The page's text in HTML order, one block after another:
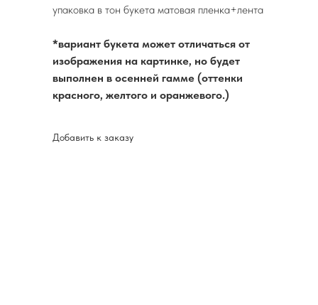
упаковка в тон букета матовая пленка+лента
*вариант букета может отличаться от
изображения на картинке, но будет
выполнен в осенней гамме (оттенки
красного, желтого и оранжевого.)
Добавить к заказу